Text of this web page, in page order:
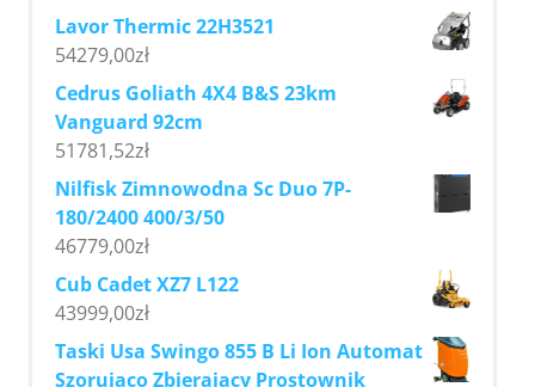
Lavor Thermic 22H3521
54279,00zł
Cedrus Goliath 4X4 B&S 23km
Vanguard 92cm
51781,52zł
Nilfisk Zimnowodna Sc Duo 7P-
180/2400 400/3/50
46779,00zł
Cub Cadet XZ7 L122
43999,00zł
Taski Usa Swingo 855 B Li Ion Automat
Szorująco Zbierający Prostownik